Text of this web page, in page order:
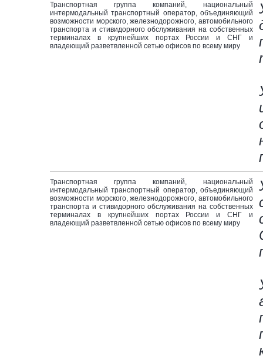
Транспортная группа компаний, национальный
интермодальный транспортный оператор, объединяющий
возможности морского, железнодорожного, автомобильного
транспорта и стивидорного обслуживания на собственных
терминалах в крупнейших портах России и СНГ и
владеющий разветвленной сетью офисов по всему миру
Транспортная группа компаний, национальный
интермодальный транспортный оператор, объединяющий
возможности морского, железнодорожного, автомобильного
транспорта и стивидорного обслуживания на собственных
терминалах в крупнейших портах России и СНГ и
владеющий разветвленной сетью офисов по всему миру